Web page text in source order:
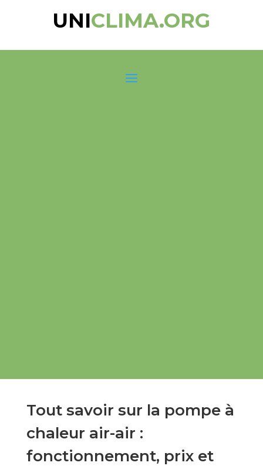
UNICLIMA.ORG
Tout savoir sur la pompe à
chaleur air-air :
fonctionnement, prix et